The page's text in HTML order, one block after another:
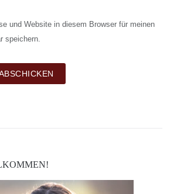
und Website in diesem Browser für meinen
speichern.